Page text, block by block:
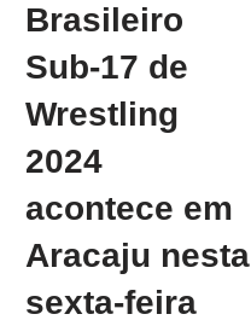
Brasileiro
Sub-17 de
Wrestling
2024
acontece em
Aracaju nesta
sexta-feira